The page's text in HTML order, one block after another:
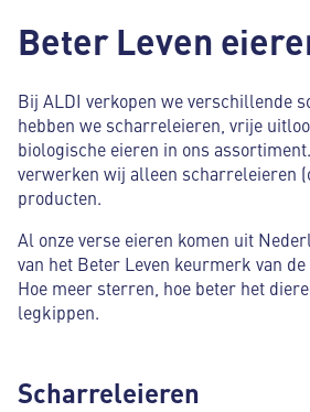
Beter Leven
Bij ALDI verkopen we verschillende
hebben we scharreleieren, vrije
biologische eieren in ons
verwerken wij alleen scharreleieren
producten.
Al onze verse eieren komen uit
van het Beter Leven keurmerk van
Hoe meer sterren, hoe beter het
legkippen.
Scharreleieren